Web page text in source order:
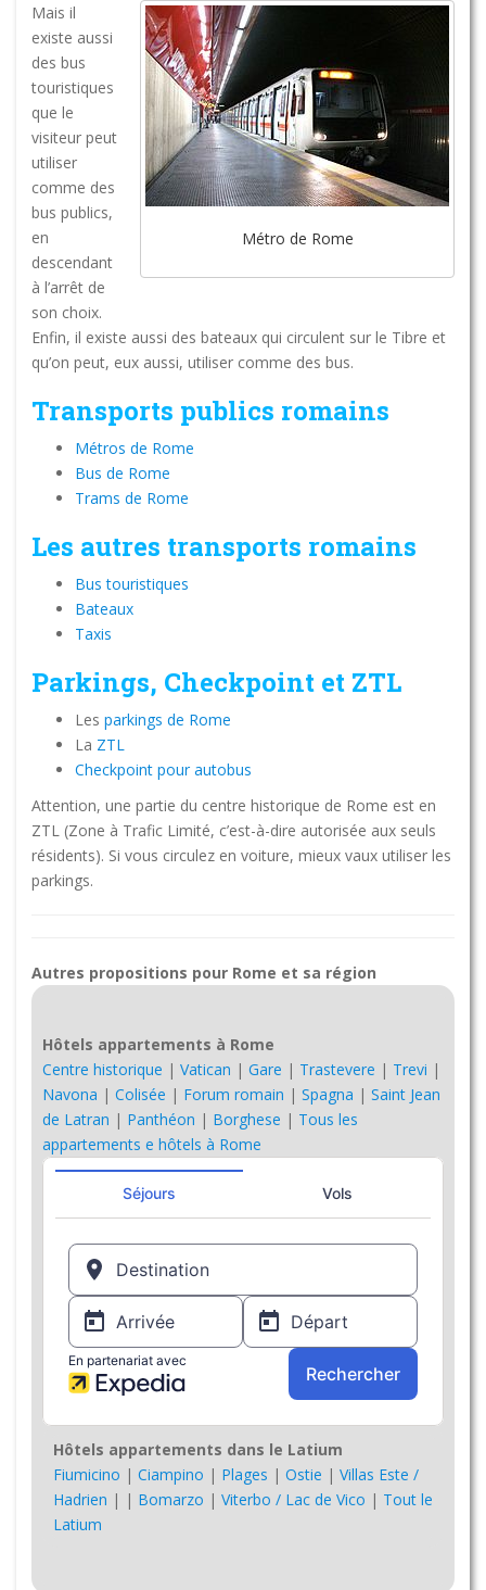
Métro de Rome
Mais il
existe aussi
des bus
touristiques
que le
visiteur peut
utiliser
comme des
bus publics,
en
descendant
à l’arrêt de
son choix.
Enfin, il existe aussi des bateaux qui circulent sur le Tibre et
qu’on peut, eux aussi, utiliser comme des bus.
Transports publics romains
Métros de Rome
Bus de Rome
Trams de Rome
Les autres transports romains
Bus touristiques
Bateaux
Taxis
Parkings, Checkpoint et ZTL
Les parkings de Rome
La ZTL
Checkpoint pour autobus
Attention, une partie du centre historique de Rome est en
ZTL (Zone à Trafic Limité, c’est-à-dire autorisée aux seuls
résidents). Si vous circulez en voiture, mieux vaux utiliser les
parkings.
Autres propositions pour Rome et sa région
Hôtels appartements à Rome
Centre historique | Vatican | Gare | Trastevere | Trevi |
Navona | Colisée | Forum romain | Spagna | Saint Jean
de Latran | Panthéon | Borghese | Tous les
appartements e hôtels à Rome
Hôtels appartements dans le Latium
Fiumicino | Ciampino | Plages | Ostie | Villas Este /
Hadrien | | Bomarzo | Viterbo / Lac de Vico | Tout le
Latium